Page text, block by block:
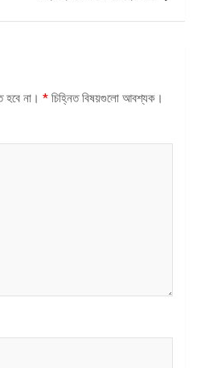
না। * চিহ্নিত বিষয়গুলো আবশ্যক।